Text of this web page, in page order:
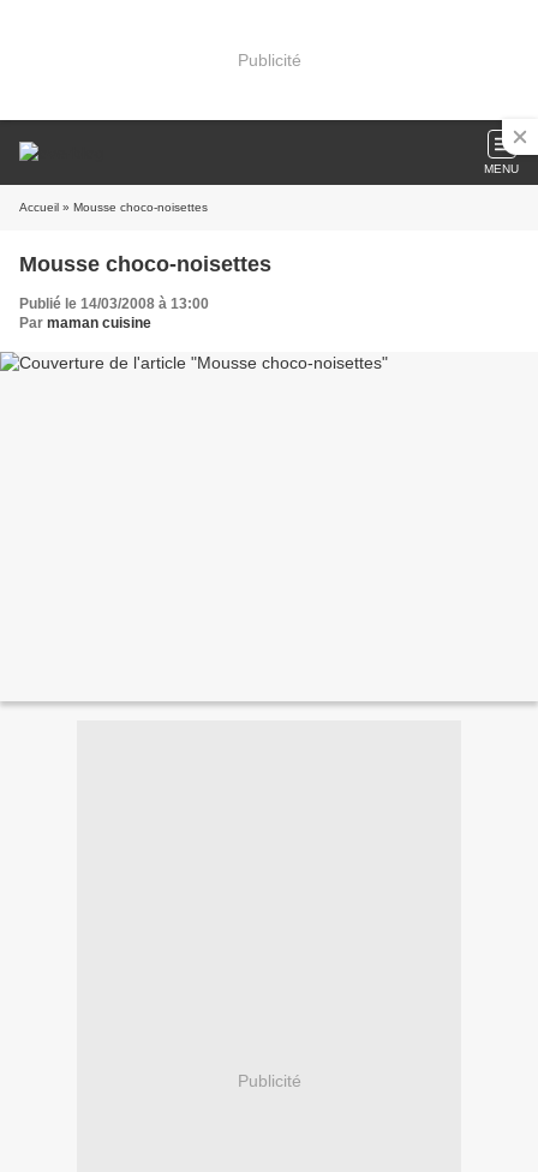
Publicité
MENU
Accueil » Mousse choco-noisettes
Mousse choco-noisettes
Publié le 14/03/2008 à 13:00
Par maman cuisine
Publicité